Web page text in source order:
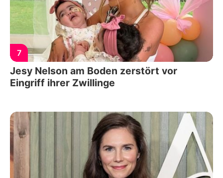
7
Jesy Nelson am Boden zerstört vor
Eingriff ihrer Zwillinge